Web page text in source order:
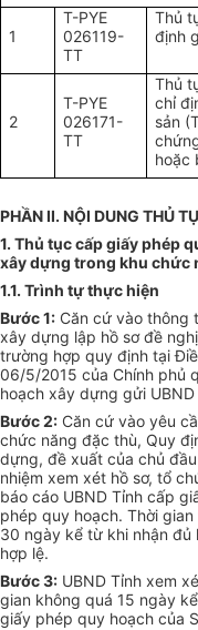
1
T-PYE
026119-
TT
Thủ
định
2
T-PYE
026171-
TT
Thủ
chỉ
sản
hoặc
PHẦN II. NỘI DUNG THỦ
1. Thủ tụccấp giấy phép
xây dựng trong khu chức
1.1. Trình tự thực hiện
Bước 1: Căn cứ vào thông
xây dựng lập hồ sơ đề
trường hợp quy định tại
06/5/2015 của Chính phủ
hoạch xây dựng gửi
Bước 2: Căn cứ vào yêu
chức năng đặc thù, Quy
dựng, đề xuất của chủ
nhiệm xem xét hồ sơ, tổ
báo cáo UBND Tỉnh cấp
phép quy hoạch. Thời
30 ngày kể từ khi nhận
hợp lệ.
Bước 3: UBND Tỉnh xem
gian không quá 15 ngày
giấy phép quy hoạch của